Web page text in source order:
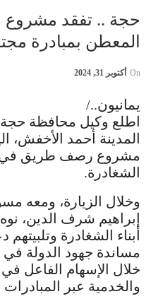
حجة .. تفقد
المعطن بمبادرة
On أكتوبر 31, 2024
يمانيون../
اطلع وكيل محافظة
المدينة أحمد الأخفش،
مشروع رصف طريق في
الشغادرة.
وخلال الزيارة، ومعه
إبراهيم شرف الدين،
أبناء الشغادرة وتلبيتهم
مساندة جهود الدولة في
خلال الإسهام الفاعل في
والخدمية عبر المبادرات